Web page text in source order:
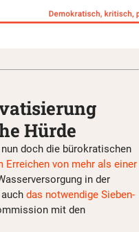
Hürde
doch die bürokratischen
Erreichen von mehr als einer
in der
das notwendige Sieben-
mit den